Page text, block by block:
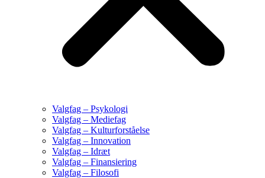
Valgfag – Psykologi
Valgfag – Mediefag
Valgfag – Kulturforståelse
Valgfag – Innovation
Valgfag – Idræt
Valgfag – Finansiering
Valgfag – Filosofi